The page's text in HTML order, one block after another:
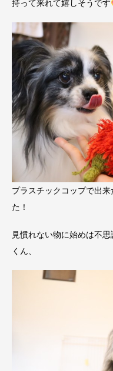
持って来れて嬉しそうです
プラスチックコップで出
た！
見慣れない物に始めは不
くん、